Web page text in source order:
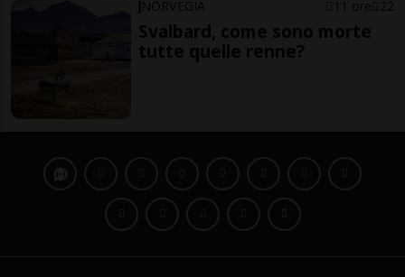
NORVEGIA 11 ore 22
Svalbard, come sono morte
tutte quelle renne?